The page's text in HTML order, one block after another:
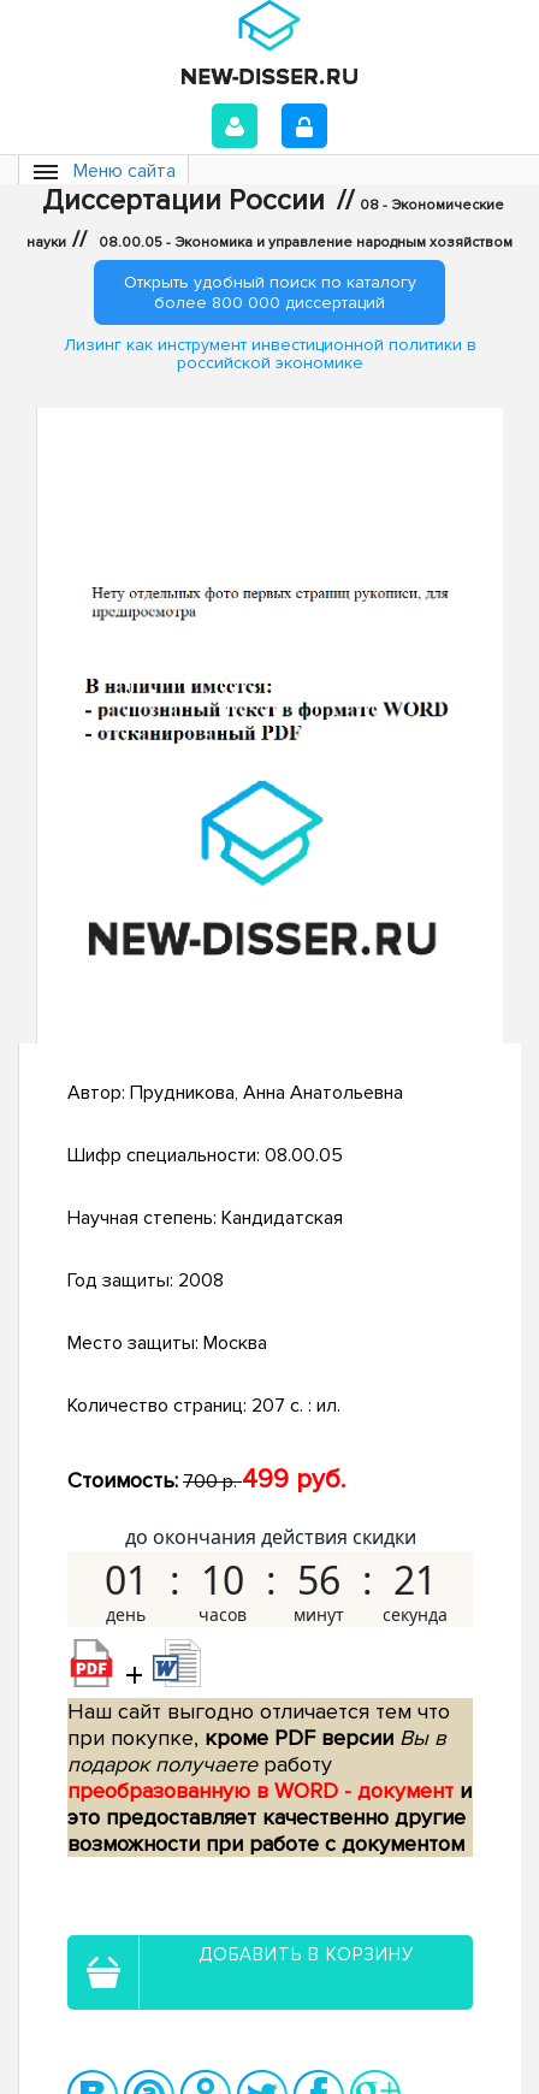
Меню сайта
Диссертации России // 08 - Экономические
науки // 08.00.05 - Экономика и управление народным хозяйством
Открыть удобный поиск по каталогу
более 800 000 диссертаций
Лизинг как инструмент инвестиционной политики в
российской экономике
Автор: Прудникова, Анна Анатольевна
Шифр специальности: 08.00.05
Научная степень: Кандидатская
Год защиты: 2008
Место защиты: Москва
Количество страниц: 207 с. : ил.
Стоимость: 700 р.499 руб.
до окончания действия скидки
01 10 56 20
+
Наш сайт выгодно отличается тем что
при покупке, кроме PDF версии Вы в
подарок получаетеработу
преобразованную в WORD - документ и
это предоставляет качественно другие
возможности при работе с документом
ДОБАВИТЬ В КОРЗИНУ